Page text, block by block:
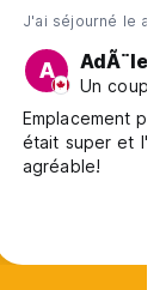
J'ai séjourné le
A AdÃ¨le
Un
Emplacement
était super et
agréable!